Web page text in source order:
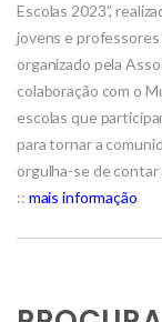
Escolas 2023”,
jovens e
organizado pela
colaboração com o
escolas que
para tornar a
orgulha-se de contar
:: mais informação